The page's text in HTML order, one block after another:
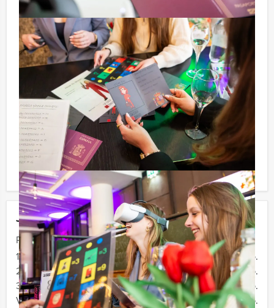
Jouw uitje
Prijs :
12 - 19 personen
€ 74,50 p.p.
20 - 29 personen
€ 72,50 p.p.
30 - 39 personen
€ 69,50 p.p.
Vanaf 40 personen
€ 66,50 p.p.
Tip:
Niet telkens uw knip hoeven trekken om uw drankje af
te rekenen? Voor € 13,50 per persoon per uur (excl.
BTW) kunt u gebruikmaken van het drankarrangement,
waarbij u onbeperkt kunt genieten van bier, fris,
huiswijn, koffie en thee. En… zo komt u ook achteraf
niet voor verrassingen te staan!
Komen jullie niet aan het minimale aantal deelnemers
voor dit groepsuitje? Als je bereid bent voor het
minimale aantal te betalen, kan je ook gewoon voor
minder personen boeken.